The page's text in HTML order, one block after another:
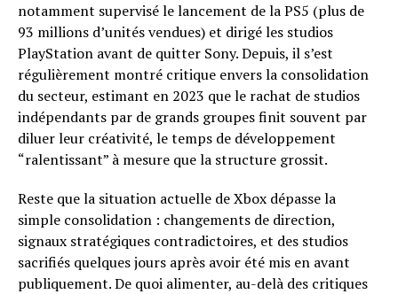
notamment supervisé le lancement de la PS5 (plus de
93 millions d’unités vendues) et dirigé les studios
PlayStation avant de quitter Sony. Depuis, il s’est
régulièrement montré critique envers la consolidation
du secteur, estimant en 2023 que le rachat de studios
indépendants par de grands groupes finit souvent par
diluer leur créativité, le temps de développement
“ralentissant” à mesure que la structure grossit.
Reste que la situation actuelle de Xbox dépasse la
simple consolidation : changements de direction,
signaux stratégiques contradictoires, et des studios
sacrifiés quelques jours après avoir été mis en avant
publiquement. De quoi alimenter, au-delà des critiques